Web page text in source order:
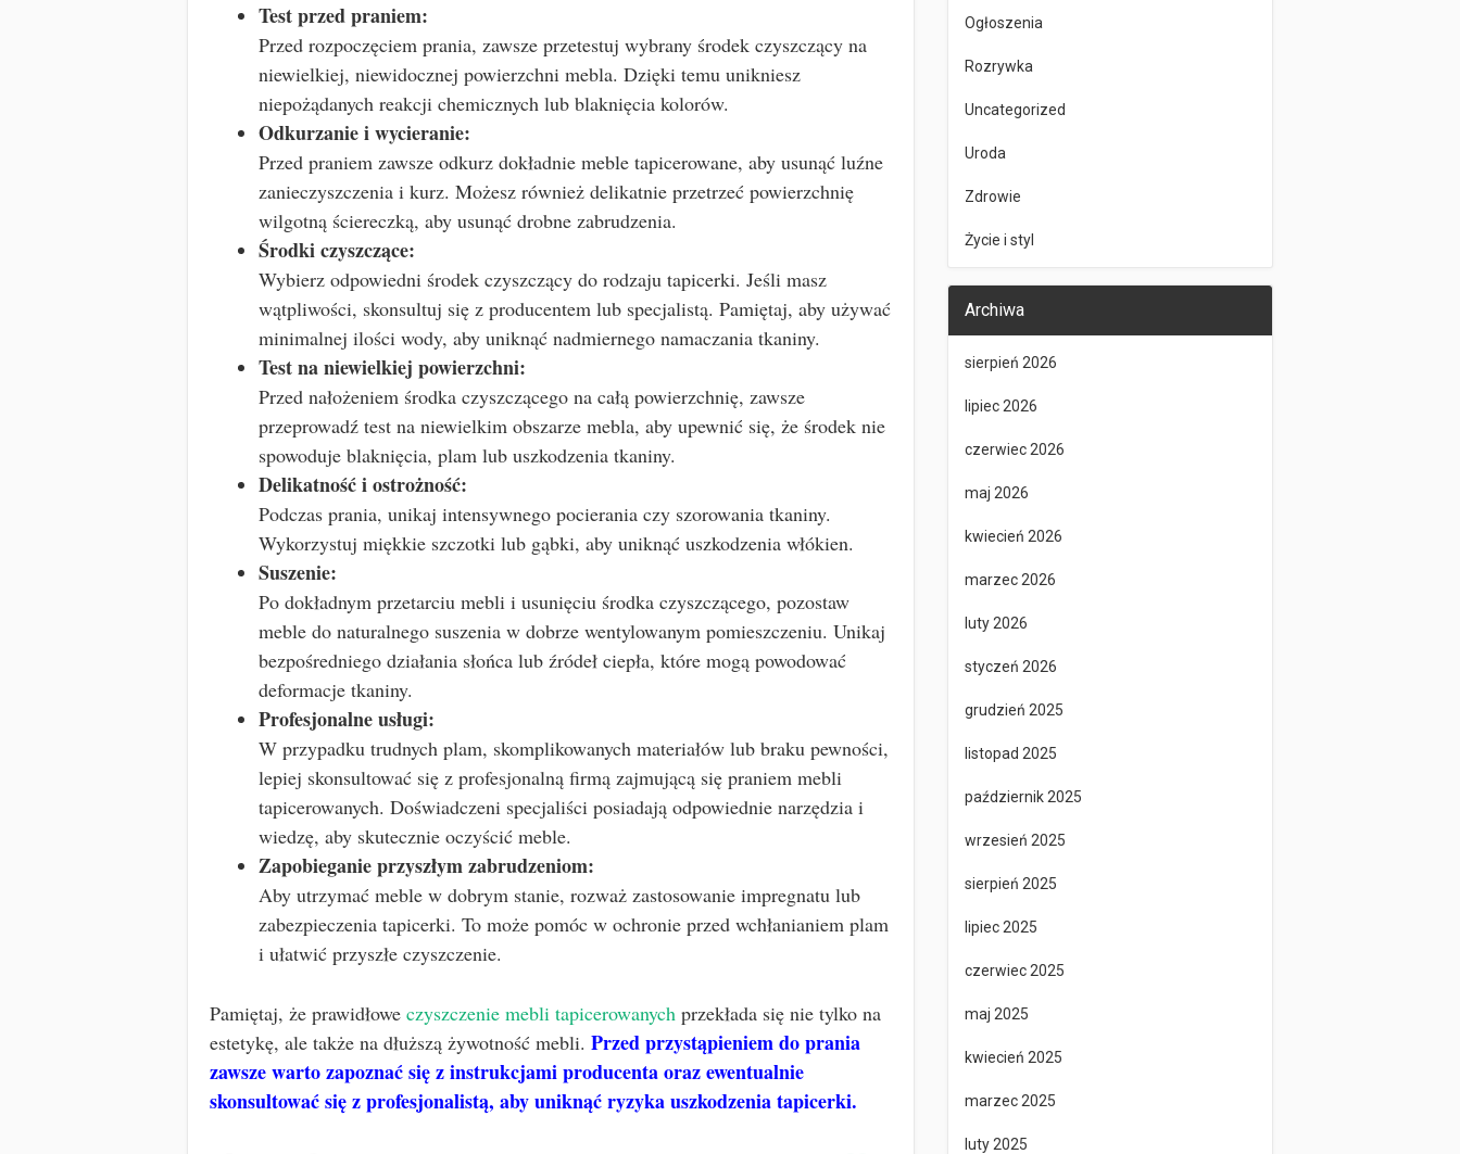
Test przed praniem:
Przed rozpoczęciem prania, zawsze przetestuj wybrany środek czyszczący na
niewielkiej, niewidocznej powierzchni mebla. Dzięki temu unikniesz
niepożądanych reakcji chemicznych lub blaknięcia kolorów.
Odkurzanie i wycieranie:
Przed praniem zawsze odkurz dokładnie meble tapicerowane, aby usunąć luźne
zanieczyszczenia i kurz. Możesz również delikatnie przetrzeć powierzchnię
wilgotną ściereczką, aby usunąć drobne zabrudzenia.
Środki czyszczące:
Wybierz odpowiedni środek czyszczący do rodzaju tapicerki. Jeśli masz
wątpliwości, skonsultuj się z producentem lub specjalistą. Pamiętaj, aby używać
minimalnej ilości wody, aby uniknąć nadmiernego namaczania tkaniny.
Test na niewielkiej powierzchni:
Przed nałożeniem środka czyszczącego na całą powierzchnię, zawsze
przeprowadź test na niewielkim obszarze mebla, aby upewnić się, że środek nie
spowoduje blaknięcia, plam lub uszkodzenia tkaniny.
Delikatność i ostrożność:
Podczas prania, unikaj intensywnego pocierania czy szorowania tkaniny.
Wykorzystuj miękkie szczotki lub gąbki, aby uniknąć uszkodzenia włókien.
Suszenie:
Po dokładnym przetarciu mebli i usunięciu środka czyszczącego, pozostaw
meble do naturalnego suszenia w dobrze wentylowanym pomieszczeniu. Unikaj
bezpośredniego działania słońca lub źródeł ciepła, które mogą powodować
deformacje tkaniny.
Profesjonalne usługi:
W przypadku trudnych plam, skomplikowanych materiałów lub braku pewności,
lepiej skonsultować się z profesjonalną firmą zajmującą się praniem mebli
tapicerowanych. Doświadczeni specjaliści posiadają odpowiednie narzędzia i
wiedzę, aby skutecznie oczyścić meble.
Zapobieganie przyszłym zabrudzeniom:
Aby utrzymać meble w dobrym stanie, rozważ zastosowanie impregnatu lub
zabezpieczenia tapicerki. To może pomóc w ochronie przed wchłanianiem plam
i ułatwić przyszłe czyszczenie.
Pamiętaj, że prawidłowe czyszczenie mebli tapicerowanych przekłada się nie tylko na
estetykę, ale także na dłuższą żywotność mebli. Przed przystąpieniem do prania
zawsze warto zapoznać się z instrukcjami producenta oraz ewentualnie
skonsultować się z profesjonalistą, aby uniknąć ryzyka uszkodzenia tapicerki.
Ogłoszenia
Rozrywka
Uncategorized
Uroda
Zdrowie
Życie i styl
Archiwa
sierpień 2026
lipiec 2026
czerwiec 2026
maj 2026
kwiecień 2026
marzec 2026
luty 2026
styczeń 2026
grudzień 2025
listopad 2025
październik 2025
wrzesień 2025
sierpień 2025
lipiec 2025
czerwiec 2025
maj 2025
kwiecień 2025
marzec 2025
luty 2025